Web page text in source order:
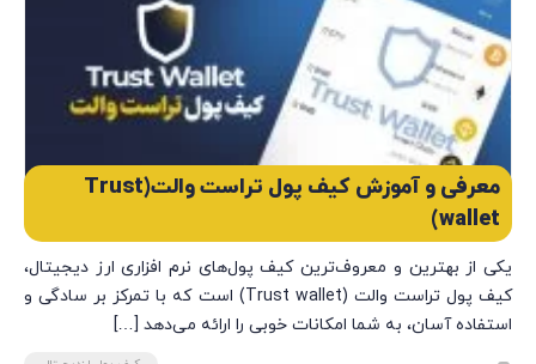
معرفی و آموزش کیف پول تراست والت(Trust
wallet)
یکی از بهترین و معروف‌ترین کیف پول‌های نرم افزاری ارز دیجیتال،
کیف پول تراست والت (Trust wallet) است که با تمرکز بر سادگی و
استفاده آسان، به شما امکانات خوبی را ارائه می‌دهد […]